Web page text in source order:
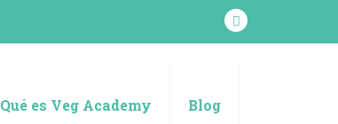
Qué es Veg Academy Blog